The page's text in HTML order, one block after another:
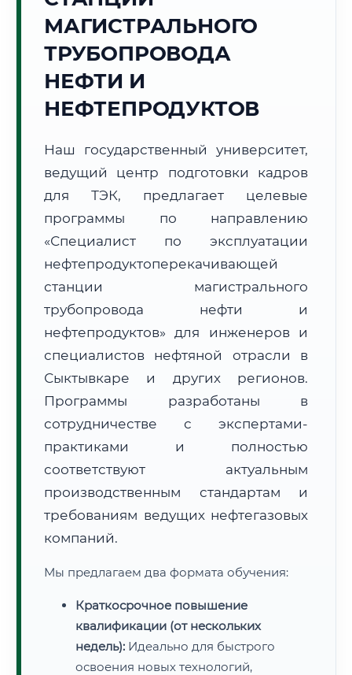
Расчет логистики оригиналов:
📜 Документы и аккредитация ФИС ФРДО
🔍Нажмите на документ для увеличения и просмотра
МАГИСТРАЛЬНОГО
ТРУБОПРОВОДА
НЕФТИ И
НЕФТЕПРОДУКТОВ
Наш государственный университет,
ведущий центр подготовки кадров
для ТЭК, предлагает целевые
программы по направлению
«Специалист по эксплуатации
нефтепродуктоперекачивающей
станции магистрального
трубопровода нефти и
нефтепродуктов» для инженеров и
специалистов нефтяной отрасли в
Сыктывкаре и других регионов.
Программы разработаны в
сотрудничестве с экспертами-
практиками и полностью
соответствуют актуальным
производственным стандартам и
требованиям ведущих нефтегазовых
компаний.
Мы предлагаем два формата обучения:
Краткосрочное повышение
квалификации (от нескольких
недель): Идеально для быстрого
освоения новых технологий,